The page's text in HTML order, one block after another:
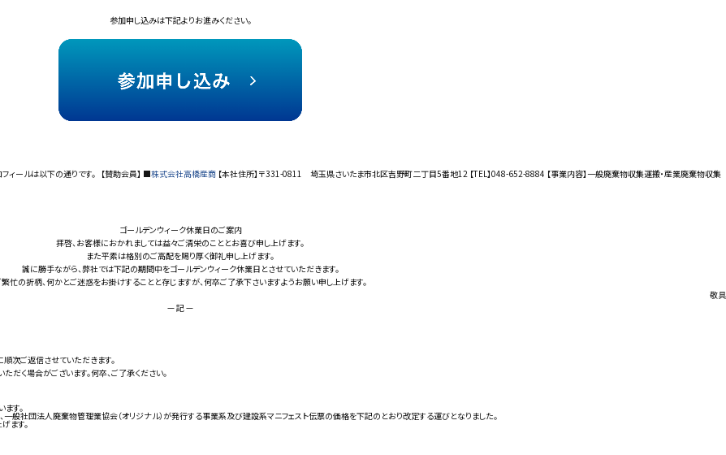
参加申し込みは下記よりお進みください。
ールは以下の通りです。 【賛助会員】 ■株式会社高橋産商 【本社住所】〒331-0811 埼玉県さいたま市北区吉野町二丁目5番地12 【TEL】048-652-8884 【事業内容】一般廃棄物収集運搬・産業廃棄物収集
ゴールデンウィーク休業日のご案内
拝啓、お客様におかれましては益々ご清栄のこととお喜び申し上げます。
また平素は格別のご高配を賜り厚く御礼申し上げます。
誠に勝手ながら、弊社では下記の期間中をゴールデンウィーク休業日とさせていただきます。
忙の折柄、何かとご迷惑をお掛けすることと存じますが、何卒ご了承下さいますようお願い申し上げます。
敬具
— 記 —
順次ご返信させていただきます。
く場合がございます。何卒、ご了承ください。
す。
般社団法人廃棄物管理業協会（オリジナル）が発行する事業系及び建設系マニフェスト伝票の価格を下記のとおり改定する運びとなりました。
ます。